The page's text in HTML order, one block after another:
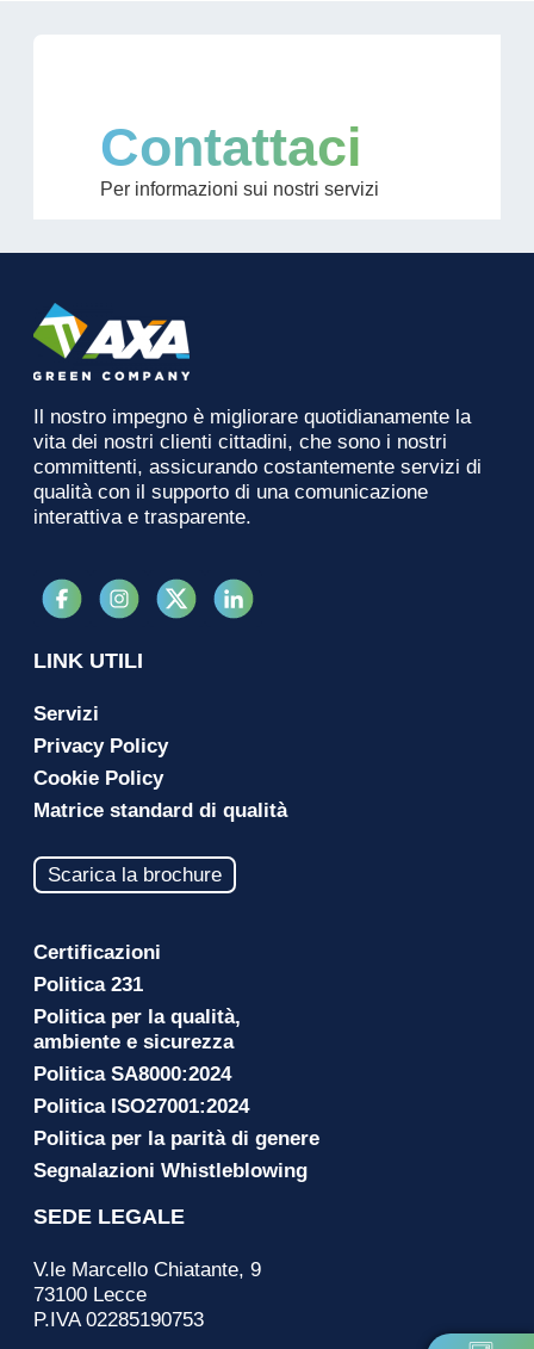
Contattaci
Per informazioni sui nostri servizi
Il nostro impegno è migliorare quotidianamente la
vita dei nostri clienti cittadini, che sono i nostri
committenti, assicurando costantemente servizi di
qualità con il supporto di una comunicazione
interattiva e trasparente.
LINK UTILI
Servizi
Privacy Policy
Cookie Policy
Matrice standard di qualità
Scarica la brochure
Certificazioni
Politica 231
Politica per la qualità,
ambiente e sicurezza
Politica SA8000:2024
Politica ISO27001:2024
Politica per la parità di genere
Segnalazioni Whistleblowing
SEDE LEGALE
V.le Marcello Chiatante, 9
73100 Lecce
P.IVA 02285190753